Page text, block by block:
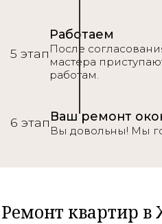
5 этап
Работаем
После
мастера
работам.
6 этапВаш ремонт
Вы довольны! Мы
Ремонт квартир в